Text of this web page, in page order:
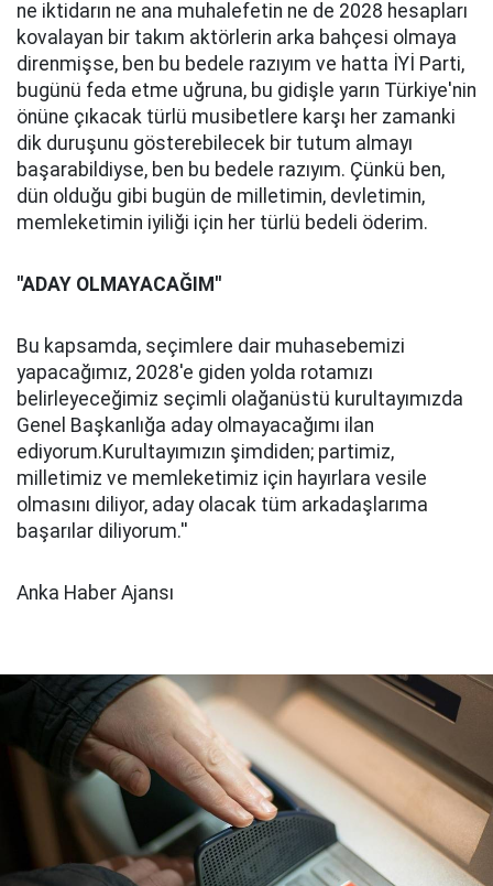
ne iktidarın ne ana muhalefetin ne de 2028 hesapları
kovalayan bir takım aktörlerin arka bahçesi olmaya
direnmişse, ben bu bedele razıyım ve hatta İYİ Parti,
bugünü feda etme uğruna, bu gidişle yarın Türkiye'nin
önüne çıkacak türlü musibetlere karşı her zamanki
dik duruşunu gösterebilecek bir tutum almayı
başarabildiyse, ben bu bedele razıyım. Çünkü ben,
dün olduğu gibi bugün de milletimin, devletimin,
memleketimin iyiliği için her türlü bedeli öderim.
''ADAY OLMAYACAĞIM''
Bu kapsamda, seçimlere dair muhasebemizi
yapacağımız, 2028'e giden yolda rotamızı
belirleyeceğimiz seçimli olağanüstü kurultayımızda
Genel Başkanlığa aday olmayacağımı ilan
ediyorum.Kurultayımızın şimdiden; partimiz,
milletimiz ve memleketimiz için hayırlara vesile
olmasını diliyor, aday olacak tüm arkadaşlarıma
başarılar diliyorum.''
Anka Haber Ajansı